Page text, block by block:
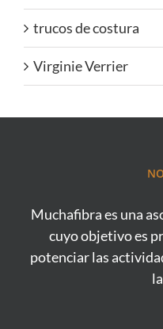
trucos de costura
Virginie Verrier
Muchafibra es una
cuyo objetivo es
potenciar las